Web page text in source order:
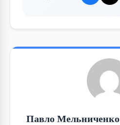
Павло Мельниченко